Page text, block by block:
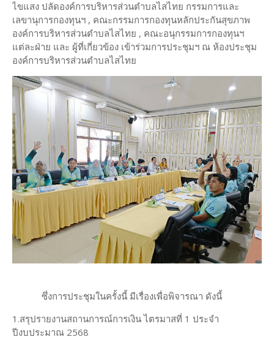
ไขแสง ปลัดองค์การบริหารส่วนตำบลไสไทย กรรมการและ
เลขานุการกองทุนฯ , คณะกรรมการกองทุนหลักประกันสุขภาพ
องค์การบริหารส่วนตำบลไสไทย , คณะอนุกรรมการกองทุนฯ
แต่ละฝ่าย และ ผู้ที่เกี่ยวข้อง เข้าร่วมการประชุมฯ ณ ห้องประชุม
องค์การบริหารส่วนตำบลไสไทย
ซึ่งการประชุมในครั้งนี้ มีเรื่องเพื่อพิจารณา ดังนี้
1.สรุปรายงานสถานการณ์การเงิน ไตรมาสที่ 1 ประจำ
ปีงบประมาณ 2568